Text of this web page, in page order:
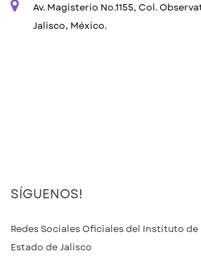
Av. Magisterio No.1155, Col.
Jalisco, México.
SÍGUENOS!
Redes Sociales Oficiales del Instituto de
Estado de Jalisco